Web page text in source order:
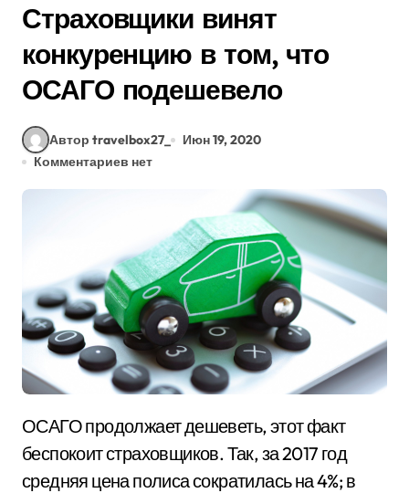
Страховщики винят
конкуренцию в том, что
ОСАГО подешевело
Автор travelbox27_
Июн 19, 2020
Комментариев нет
ОСАГО продолжает дешеветь, этот факт
беспокоит страховщиков. Так, за 2017 год
средняя цена полиса сократилась на 4%; в